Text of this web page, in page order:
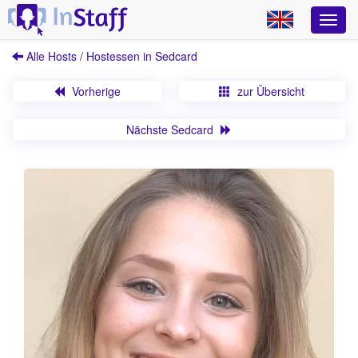
Alle Hosts / Hostessen in Sedcard
Vorherige zur Übersicht
Nächste Sedcard